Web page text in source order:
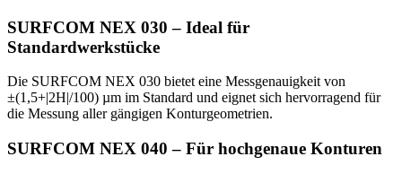
SURFCOM NEX 030 – Ideal für
Standardwerkstücke
Die SURFCOM NEX 030 bietet eine Messgenauigkeit von
±(1,5+|2H|/100) µm im Standard und eignet sich hervorragend für
die Messung aller gängigen Konturgeometrien.
SURFCOM NEX 040 – Für hochgenaue Konturen